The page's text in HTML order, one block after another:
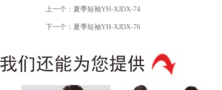
上一个： 夏季短袖YH-XJDX-74
下一个： 夏季短袖YH-XJDX-76